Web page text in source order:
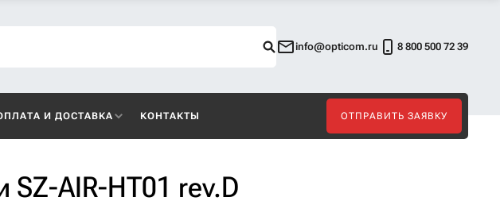
info@opticom.ru 8 800 500 72 39
И ДОСТАВКА КОНТАКТЫ ОТПРАВИТЬ ЗАЯВКУ
AIR-HT01 rev.D